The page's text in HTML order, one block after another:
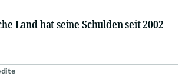
Land hat seine Schulden seit 2002